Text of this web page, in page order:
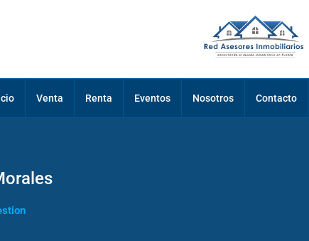
Venta Renta Eventos Nosotros Contacto